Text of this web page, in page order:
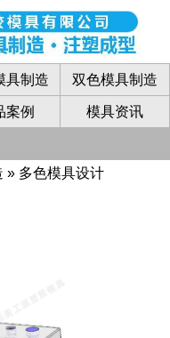
具制造 双色模具制造
案例 模具资讯
» 多色模具设计